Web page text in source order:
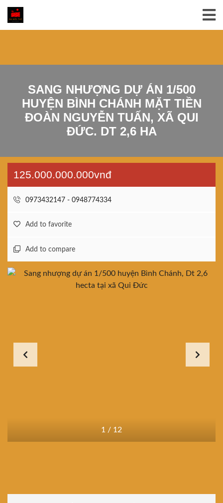
SANG NHƯỢNG DỰ ÁN 1/500
HUYỆN BÌNH CHÁNH MẶT TIỀN
ĐOÀN NGUYỄN TUẤN, XÃ QUI
ĐỨC. DT 2,6 HA
125.000.000.000vnđ
0973432147 - 0948774334
Add to favorite
Add to compare
1 / 12